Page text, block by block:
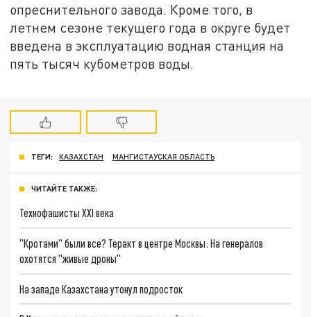
опреснительного завода. Кроме того, в
летнем сезоне текущего года в округе будет
введена в эксплуатацию водная станция на
пять тысяч кубометров воды.
ТЕГИ: КАЗАХСТАН МАНГИСТАУСКАЯ ОБЛАСТЬ
ЧИТАЙТЕ ТАКЖЕ:
Технофашисты XXI века
"Кротами" были все? Теракт в центре Москвы: На генералов
охотятся "живые дроны"
На западе Казахстана утонул подросток